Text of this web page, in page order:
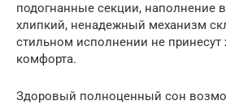
подогнанные секции, наполнение
хлипкий, ненадежный механизм
стильном исполнении не принесут
комфорта.
Здоровый полноценный сон